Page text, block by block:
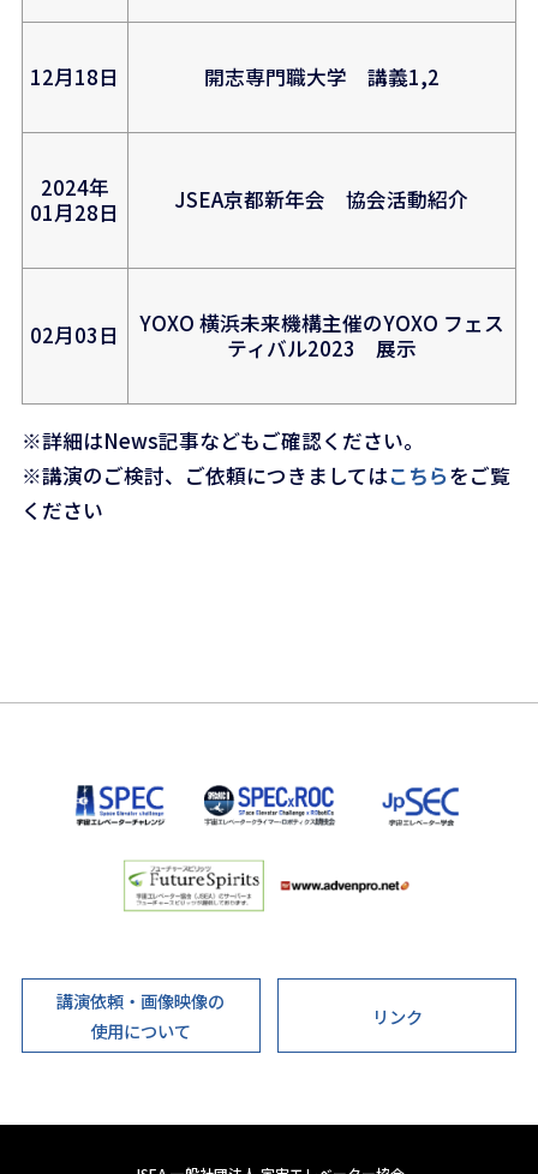
12月18日 開志専門職大学 講義1,2
2024年
01月28日
JSEA京都新年会 協会活動紹介
02月03日
YOXO 横浜未来機構主催のYOXO フェス
ティバル2023 展示
※詳細はNews記事などもご確認ください。
※講演のご検討、ご依頼につきましてはこちらをご覧
ください
講演依頼・画像映像の
使用について
リンク